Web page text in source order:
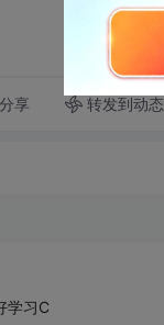
分享 转发到动态
学习C